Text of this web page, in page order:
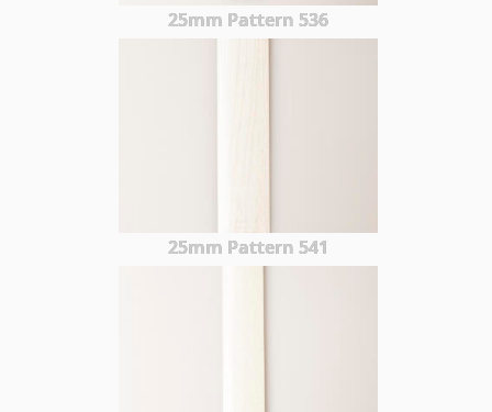
25mm Pattern 536
25mm Pattern 541